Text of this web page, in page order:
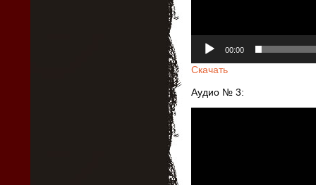
00:00
Скачать
Аудио № 3: